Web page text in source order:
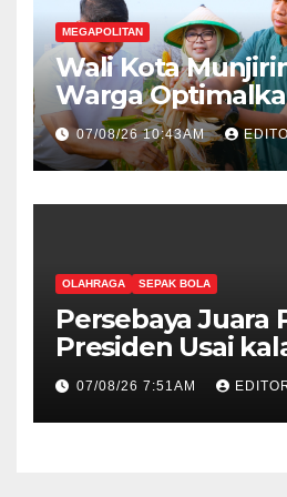
MEGAPOLITAN
Wali Kota
Warga
Pekarangan
Ketahanan
07/08/26 10:43AM
OLAHRAGA SEPAK BOLA
Persebaya Juara
Presiden Usai
Persib 6-5 Lewat
07/08/26 7:51AM